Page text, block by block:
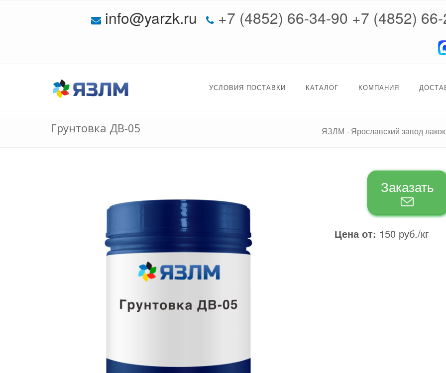
info@yarzk.ru +7 (4852) 66-34-90 +7 (4852)
УСЛОВИЯ ПОСТАВКИ КАТАЛОГ КОМПАНИЯ
Грунтовка ДВ-05 ЯЗЛМ - Ярославский завод
Заказать
Цена от: 150 руб./кг